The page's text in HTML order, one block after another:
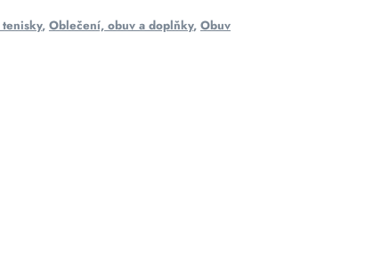
tenisky, Oblečení, obuv a doplňky, Obuv